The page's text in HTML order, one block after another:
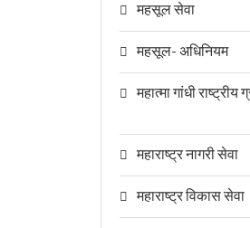
महसूल सेवा
महसूल- अधिनियम
महात्मा गांधी राष्ट्रीय
महाराष्ट्र नागरी सेवा
महाराष्ट्र विकास सेवा